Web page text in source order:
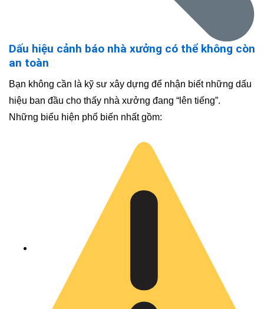
Dấu hiệu cảnh báo nhà xưởng có thể không còn
an toàn
Bạn không cần là kỹ sư xây dựng để nhận biết những dấu
hiệu ban đầu cho thấy nhà xưởng đang “lên tiếng”.
Những biểu hiện phổ biến nhất gồm: